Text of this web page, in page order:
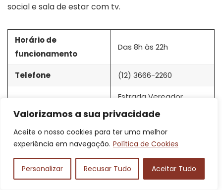
Valorizamos a sua privacidade
Aceite o nosso cookies para ter uma melhor
experiência em navegação. Política de Cookies
Personalizar Recusar Tudo Aceitar Tudo
social e sala de estar com tv.
Horário de
funcionamento
Das 8h às 22h
Telefone (12) 3666-2260
Endereço
Estrada Vereador
Arlindo Inácio
Antônio do Pinhal – SP
Valor R$2284,00/duas diárias
www.pousada4estacoe